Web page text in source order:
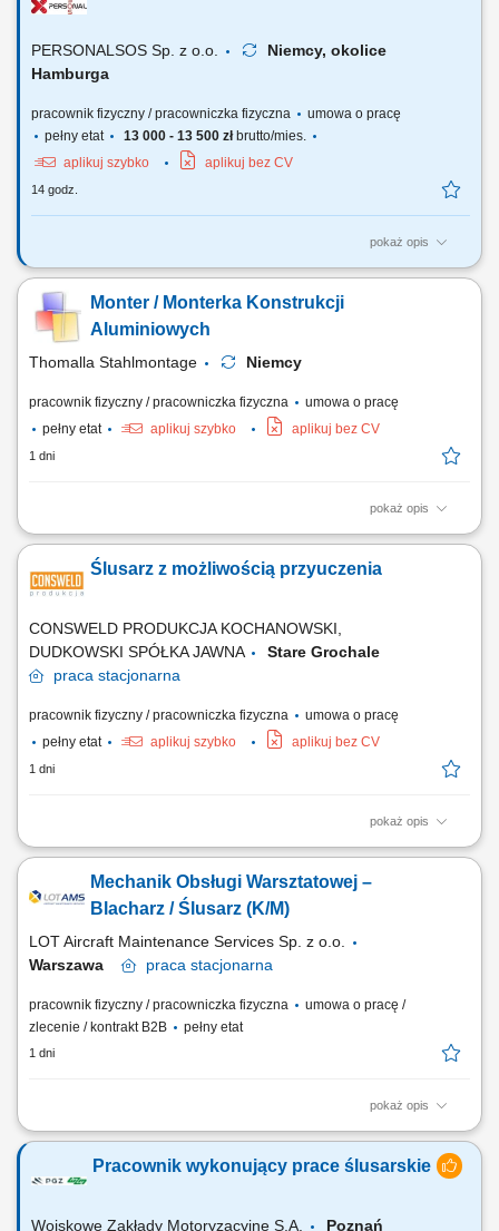
montaż budowanych konstrukcji maszyn i urządzeń, serwis
PERSONALSOS Sp. z o.o.
Niemcy, okolice
Hamburga
pracownik fizyczny / pracowniczka fizyczna
umowa o pracę
pełny etat
13 000 - 13 500 złbrutto/mies.
aplikuj szybko
aplikuj bez CV
14 godz.
pokaż opis
Zakres obowiązków: montaż i demontaż rurociągów oraz instalacji
konserwacja oraz naprawa maszyn i urządzeń; wykonywanie drobnych
modyfikacji instalacji; montaż armatury, zaworów i elementów instalacji;
prace ślusarskie i...
Monter / Monterka Konstrukcji
Aluminiowych
Thomalla Stahlmontage Niemcy
pracownik fizyczny / pracowniczka fizyczna
umowa o pracę
pełny etat
aplikuj szybko aplikuj bez CV
1 dni
pokaż opis
montaż i składanie zabudów specjalistycznych do pojazdów
schematów montażowych, cięcie, dopasowywanie i łączenie profili
aluminiowych, wykonywanie szczepień i krótkich spawów metodą MIG
Ślusarz z możliwością przyuczenia
CONSWELD PRODUKCJA KOCHANOWSKI,
DUDKOWSKI SPÓŁKA JAWNA
Stare Grochale
praca stacjonarna
pracownik fizyczny / pracowniczka fizyczna
umowa o pracę
pełny etat
aplikuj szybko aplikuj bez CV
1 dni
pokaż opis
Zakres obowiązków: Prace ślusarskie w zakresie: Wiercenia;
Prace wykańczające elementów wycinanych laserowo w zakresie:
Polerowania; Szlifowania;
Mechanik Obsługi Warsztatowej –
Blacharz / Ślusarz (K/M)
LOT Aircraft Maintenance Services Sp. z o.o.
Warszawa
praca stacjonarna
pracownik fizyczny / pracowniczka fizyczna
umowa o pracę /
zlecenie / kontrakt B2B
pełny etat
1 dni
pokaż opis
Obowiązki na stanowisku: Naprawa struktur części lotniczych zgodnie z
elementów. Mechaniczne i chemiczne usuwanie powłok
zabezpieczających. Realizacja zadań zgodnie z zamówieniami i
Pracownik wykonujący prace ślusarskie
Wojskowe Zakłady Motoryzacyjne S.A.
Poznań